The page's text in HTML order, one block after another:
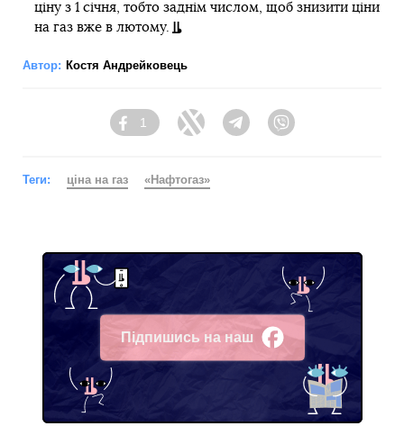
ціну з 1 січня, тобто заднім числом, щоб знизити ціни
на газ вже в лютому.
Автор: Костя Андрейковець
Facebook
1
Twitter Telegram
Теги: ціна на газ «Нафтогаз»
Підпишись на наш
Facebook